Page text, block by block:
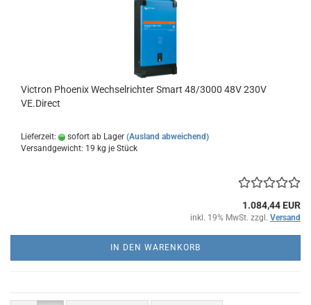
Victron Phoenix Wechselrichter Smart 48/3000 48V 230V
VE.Direct
Lieferzeit: sofort ab Lager (Ausland abweichend)
Versandgewicht: 19 kg je Stück
1.084,44 EUR
inkl. 19% MwSt. zzgl. Versand
IN DEN WARENKORB